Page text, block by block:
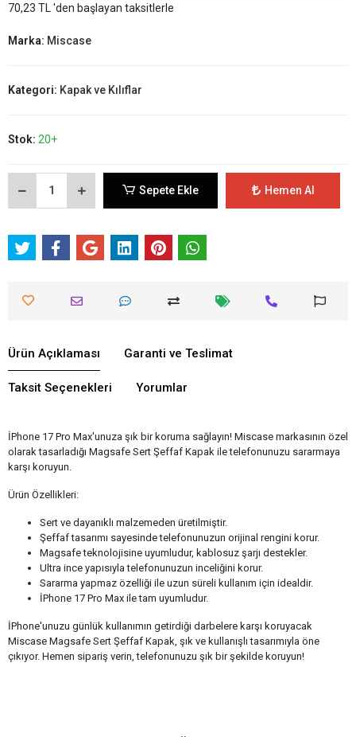
70,23 TL 'den başlayan taksitlerle
Marka: Miscase
Kategori: Kapak ve Kılıflar
Stok: 20+
Sepete Ekle Hemen Al
Ürün Açıklaması Garanti ve Teslimat
Taksit Seçenekleri Yorumlar
İPhone 17 Pro Max'unuza şık bir koruma sağlayın! Miscase markasının özel
olarak tasarladığı Magsafe Sert Şeffaf Kapak ile telefonunuzu sararmaya
karşı koruyun.
Ürün Özellikleri:
Sert ve dayanıklı malzemeden üretilmiştir.
Şeffaf tasarımı sayesinde telefonunuzun orijinal rengini korur.
Magsafe teknolojisine uyumludur, kablosuz şarjı destekler.
Ultra ince yapısıyla telefonunuzun inceliğini korur.
Sararma yapmaz özelliği ile uzun süreli kullanım için idealdir.
İPhone 17 Pro Max ile tam uyumludur.
İPhone'unuzu günlük kullanımın getirdiği darbelere karşı koruyacak
Miscase Magsafe Sert Şeffaf Kapak, şık ve kullanışlı tasarımıyla öne
çıkıyor. Hemen sipariş verin, telefonunuzu şık bir şekilde koruyun!